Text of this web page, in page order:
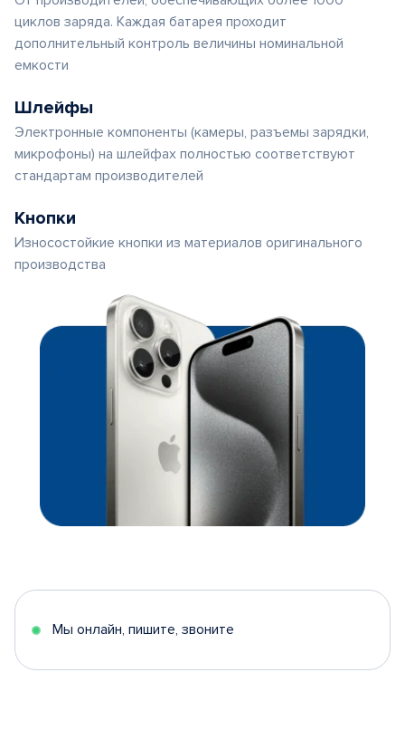
циклов заряда. Каждая батарея проходит
дополнительный контроль величины номинальной
емкости
Шлейфы
Электронные компоненты (камеры, разъемы зарядки,
микрофоны) на шлейфах полностью соответствуют
стандартам производителей
Кнопки
Износостойкие кнопки из материалов оригинального
производства
Мы онлайн, пишите, звоните